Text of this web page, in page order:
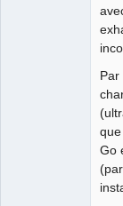
Par
Go